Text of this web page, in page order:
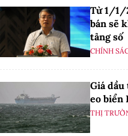
Từ 1/1/
bán sẽ
tảng số
CHÍNH
Giá
eo biển
THỊ